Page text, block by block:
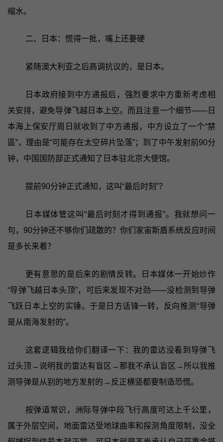
缩水。
二、日本：慌得一批，嘴上还要硬
紧随澳大利亚之后高调抗议的，是日本。
日本政府接到中方通报后，强烈要求中方重新考虑相
关安排，避免导弹飞越日本上空。而且注意一个细节——日
本海上保安厅周日就收到了中方通报，中方设立了一个“禁
區”，理由是“可能存在太空碎片坠落”；到了中午发射前90分
钟，中国国防部正式通知了日本驻北京大使馆。
提前90分钟正式通知，这叫“最后时刻”？
日本媒体管这叫“最后时刻才得到通报”。我就想问一
句，90分钟还不够你们疏散的？你们家宙斯盾系统反应时间
是多长来着？
更有意思的是后来的剧情反转。日本媒体一开始炒作
“导弹飞越日本头顶”，可后来发现不对劲——没检测到导弹
飞跃日本上空的实锤。于是日方话锋一转，反向推测“导弹
是从南海发射的”。
这套逻辑我给你们翻译一下：我的雷达没看到导弹飞
过头顶→说明我的雷达有盲区→那我不承认盲区→所以我推
测导弹是从别的地方发射的→反正横竖都要制造恐慌。
按弹道常识，洲际导弹中段飞行高度可达上千公里，
属于外层空间，地面雷达受地球曲率和探测角度限制，没全